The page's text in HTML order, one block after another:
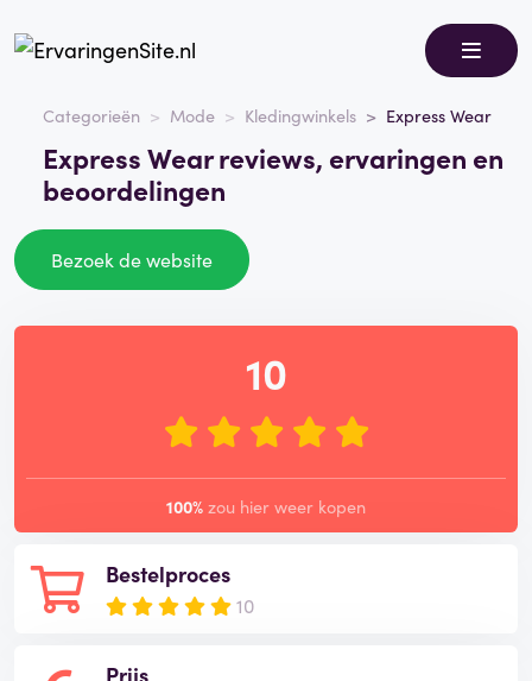
Categorieën Mode Kledingwinkels Express Wear
Express Wear reviews, ervaringen en
beoordelingen
Bezoek de website
Bestelproces
10
Prijs
10
100% zou hier weer kopen